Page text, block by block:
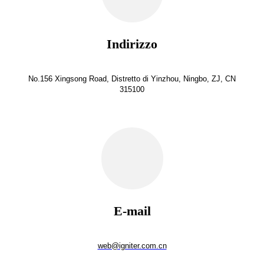
Indirizzo
No.156 Xingsong Road, Distretto di Yinzhou, Ningbo, ZJ, CN
315100
E-mail
web@igniter.com.cn